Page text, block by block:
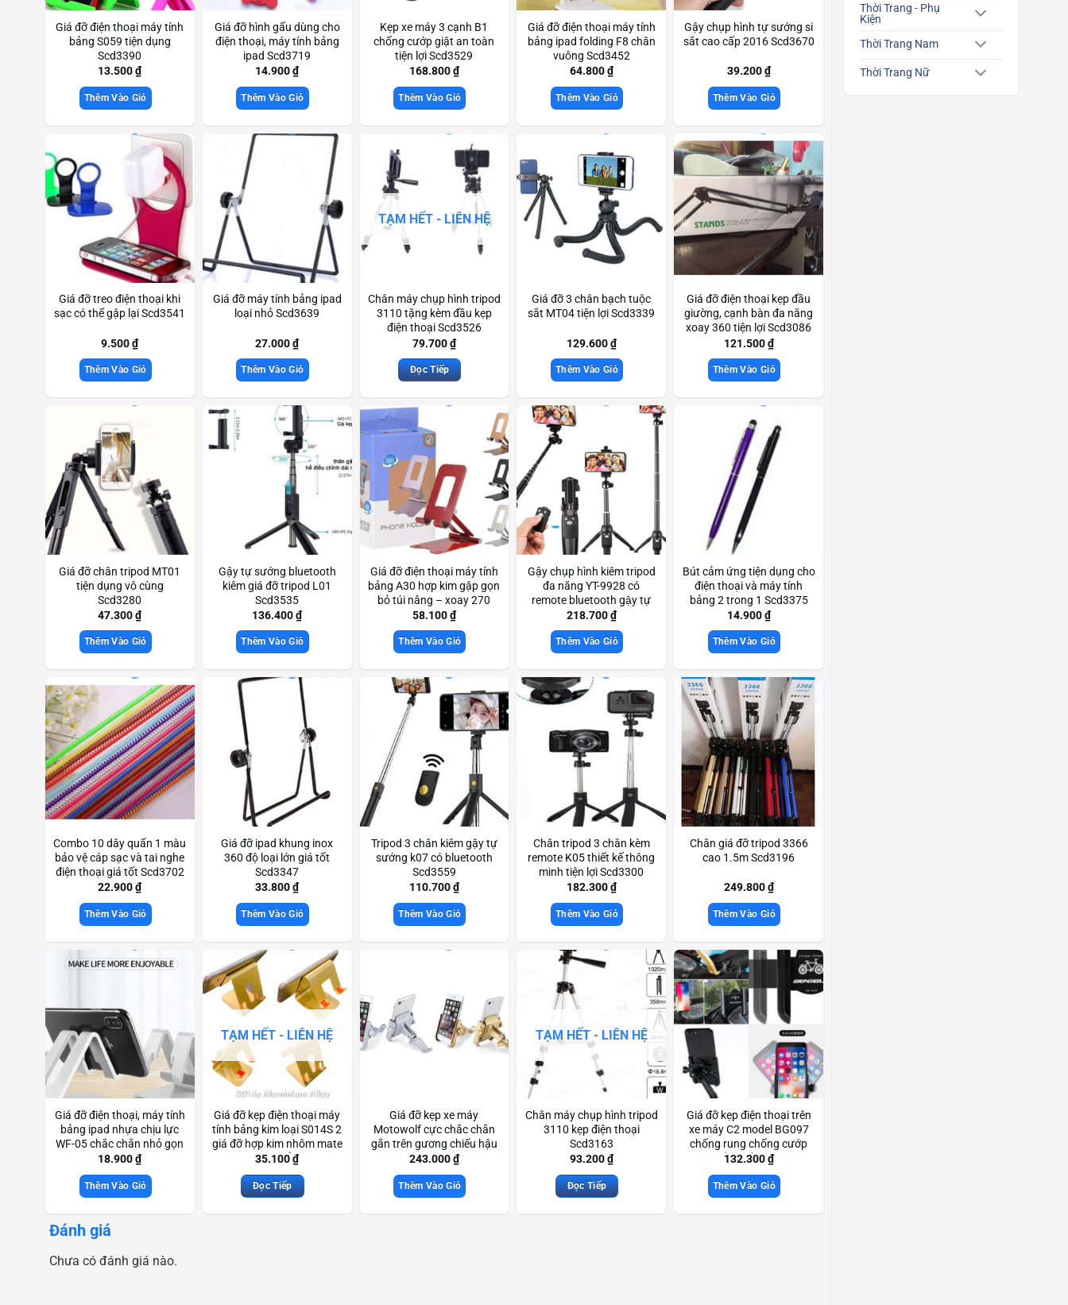
Thời Trang - Phụ
Kiện
Thời Trang Nam
Thời Trang Nữ
Giá đỡ điện thoại máy tính
bảng S059 tiện dụng
Scd3390
13.500₫
Thêm Vào Giỏ
Giá đỡ hình gấu dùng cho
điện thoại, máy tính bảng
ipad Scd3719
14.900₫
Thêm Vào Giỏ
Kẹp xe máy 3 cạnh B1
chống cướp giật an toàn
tiện lợi Scd3529
168.800₫
Thêm Vào Giỏ
Giá đỡ điện thoại máy tính
bảng ipad folding F8 chân
vuông Scd3452
64.800₫
Thêm Vào Giỏ
Gậy chụp hình tự sướng si
sắt cao cấp 2016 Scd3670
39.200₫
Thêm Vào Giỏ
Giá đỡ treo điện thoại khi
sạc có thể gập lại Scd3541
9.500₫
Thêm Vào Giỏ
Giá đỡ máy tính bảng ipad
loại nhỏ Scd3639
27.000₫
Thêm Vào Giỏ
TẠM HẾT - LIÊN HỆ
Chân máy chụp hình tripod
3110 tặng kèm đầu kẹp
điện thoại Scd3526
79.700₫
Đọc Tiếp
Giá đỡ 3 chân bạch tuộc
sắt MT04 tiện lợi Scd3339
129.600₫
Thêm Vào Giỏ
Giá đỡ điện thoại kẹp đầu
giường, cạnh bàn đa năng
xoay 360 tiện lợi Scd3086
121.500₫
Thêm Vào Giỏ
Giá đỡ chân tripod MT01
tiện dụng vô cùng
Scd3280
47.300₫
Thêm Vào Giỏ
Gậy tự sướng bluetooth
kiêm giá đỡ tripod L01
Scd3535
136.400₫
Thêm Vào Giỏ
Giá đỡ điện thoại máy tính
bảng A30 hợp kim gập gọn
bỏ túi nâng – xoay 270
chắc chắn Scd3233
58.100₫
Thêm Vào Giỏ
Gậy chụp hình kiêm tripod
đa năng YT-9928 có
remote bluetooth gậy tự
sướng 3 chân chắc chắn
Scd3619
218.700₫
Thêm Vào Giỏ
Bút cảm ứng tiện dụng cho
điện thoại và máy tính
bảng 2 trong 1 Scd3375
14.900₫
Thêm Vào Giỏ
Combo 10 dây quấn 1 màu
bảo vệ cáp sạc và tai nghe
điện thoại giá tốt Scd3702
22.900₫
Thêm Vào Giỏ
Giá đỡ ipad khung inox
360 độ loại lớn giá tốt
Scd3347
33.800₫
Thêm Vào Giỏ
Tripod 3 chân kiêm gậy tự
sướng k07 có bluetooth
Scd3559
110.700₫
Thêm Vào Giỏ
Chân tripod 3 chân kèm
remote K05 thiết kế thông
minh tiện lợi Scd3300
182.300₫
Thêm Vào Giỏ
Chân giá đỡ tripod 3366
cao 1.5m Scd3196
249.800₫
Thêm Vào Giỏ
Giá đỡ điện thoại, máy tính
bảng ipad nhựa chịu lực
WF-05 chắc chắn nhỏ gọn
Scd3366
18.900₫
Thêm Vào Giỏ
TẠM HẾT - LIÊN HỆ
Giá đỡ kẹp điện thoại máy
tính bảng kim loại S014S 2
giá đỡ hợp kim nhôm mate
(giao màu ngẫu nhiên)
Scd3229
35.100₫
Đọc Tiếp
Giá đỡ kẹp xe máy
Motowolf cực chắc chắn
gắn trên gương chiếu hậu
Scd3322
243.000₫
Thêm Vào Giỏ
TẠM HẾT - LIÊN HỆ
Chân máy chụp hình tripod
3110 kẹp điện thoại
Scd3163
93.200₫
Đọc Tiếp
Giá đỡ kẹp điện thoại trên
xe máy C2 model BG097
chống rung chống cướp
cực chắc chắn Scd3357
132.300₫
Thêm Vào Giỏ
Đánh giá
Chưa có đánh giá nào.